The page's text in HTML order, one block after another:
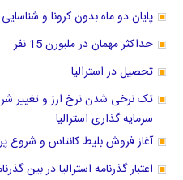
پایان دو ماه بدون کرونا و
حداکثر مهمان در ملبورن 15 نفر
تحصیل در استرالیا
تک نرخی شدن نرخ ارز و تغییر
سرمایه گذاری استرالیا
آغاز فروش بلیط کانتاس و شروع
اعتبار گذرنامه استرالیا در بین